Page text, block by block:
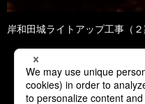
岸和田城ライトアップ工事（２
1 2 3